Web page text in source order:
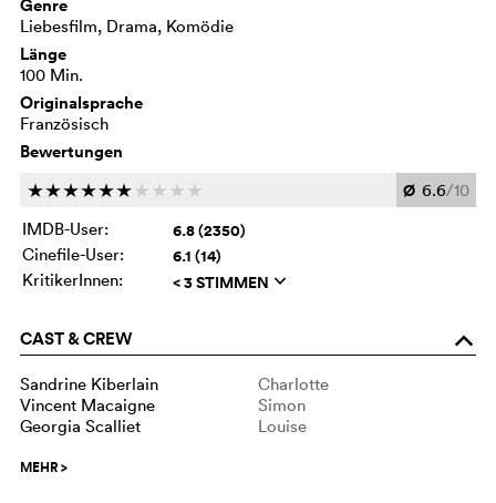
Genre
Liebesfilm, Drama, Komödie
Länge
100 Min.
Originalsprache
Französisch
Bewertungen
cccccc c c c c Ø 6.6/10
IMDB-User:
6.8 (2350)
Cinefile-User: 6.1 (14)
KritikerInnen: < 3 STIMMEN q
CAST & CREW o
Sandrine Kiberlain
Charlotte
Vincent Macaigne
Simon
Georgia Scalliet
Louise
MEHR>